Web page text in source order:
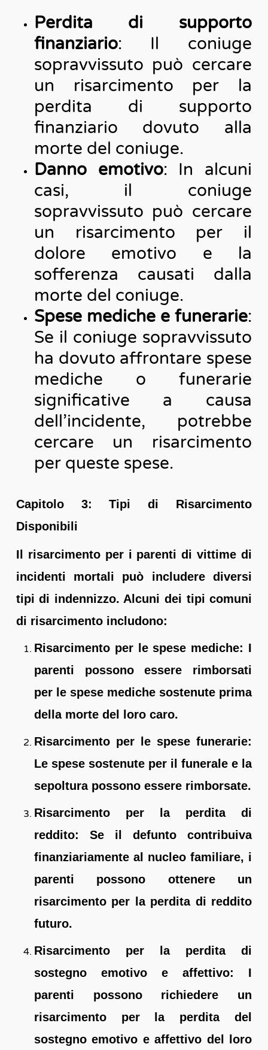
Perdita di supporto
finanziario: Il coniuge
sopravvissuto può cercare
un risarcimento per la
perdita di supporto
finanziario dovuto alla
morte del coniuge.
Danno emotivo: In alcuni
casi, il coniuge
sopravvissuto può cercare
un risarcimento per il
dolore emotivo e la
sofferenza causati dalla
morte del coniuge.
Spese mediche e funerarie:
Se il coniuge sopravvissuto
ha dovuto affrontare spese
mediche o funerarie
significative a causa
dell’incidente, potrebbe
cercare un risarcimento
per queste spese.
Capitolo 3: Tipi di Risarcimento
Disponibili
Il risarcimento per i parenti di vittime di
incidenti mortali può includere diversi
tipi di indennizzo. Alcuni dei tipi comuni
di risarcimento includono:
Risarcimento per le spese mediche: I
parenti possono essere rimborsati
per le spese mediche sostenute prima
della morte del loro caro.
Risarcimento per le spese funerarie:
Le spese sostenute per il funerale e la
sepoltura possono essere rimborsate.
Risarcimento per la perdita di
reddito: Se il defunto contribuiva
finanziariamente al nucleo familiare, i
parenti possono ottenere un
risarcimento per la perdita di reddito
futuro.
Risarcimento per la perdita di
sostegno emotivo e affettivo: I
parenti possono richiedere un
risarcimento per la perdita del
sostegno emotivo e affettivo del loro